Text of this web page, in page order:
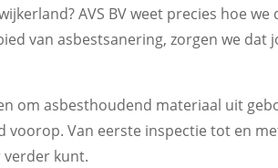
AVS BV weet precies hoe
van asbestsanering, zorgen we
om asbesthoudend materiaal uit
Van eerste inspectie tot en
verder kunt.